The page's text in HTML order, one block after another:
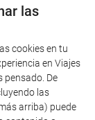
las
cookies en tu
en Viajes
pensado. De
las
arriba) puede